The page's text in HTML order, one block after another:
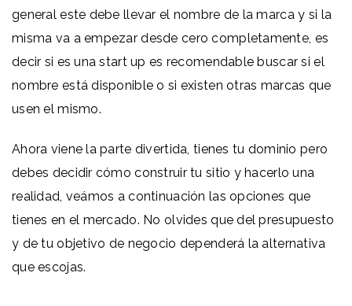
general este debe llevar el nombre de la marca y si la
misma va a empezar desde cero completamente, es
decir si es una start up es recomendable buscar si el
nombre está disponible o si existen otras marcas que
usen el mismo.
Ahora viene la parte divertida, tienes tu dominio pero
debes decidir cómo construir tu sitio y hacerlo una
realidad, veámos a continuación las opciones que
tienes en el mercado. No olvides que del presupuesto
y de tu objetivo de negocio dependerá la alternativa
que escojas.